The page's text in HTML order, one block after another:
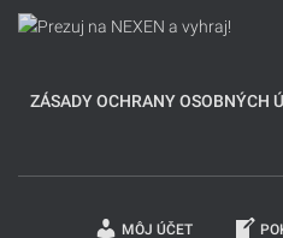
ZÁSADY OCHRANY OSOBNÝCH
MÔJ ÚČET